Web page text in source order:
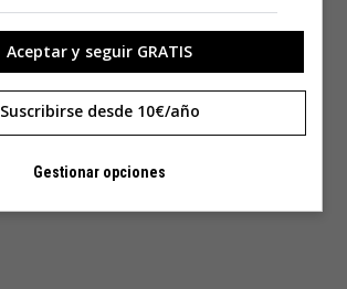
Aceptar y seguir GRATIS
Suscribirse desde 10€/año
Gestionar opciones